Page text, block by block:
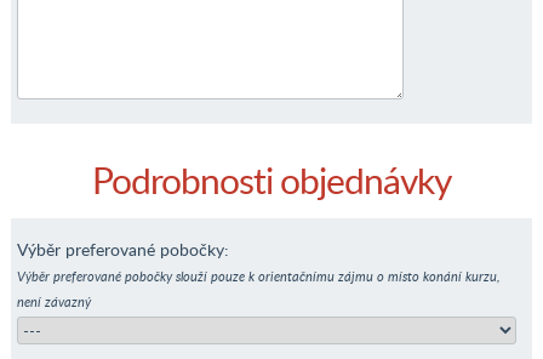
Podrobnosti objednávky
Výběr preferované pobočky:
Výběr preferované pobočky slouží pouze k orientačnímu zájmu o místo konání kurzu,
není závazný